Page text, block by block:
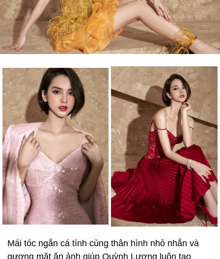
Mái tóc ngắn cá tính cùng thân hình nhỏ nhắn và
gương mặt ăn ảnh giúp Quỳnh Lương luôn tạo